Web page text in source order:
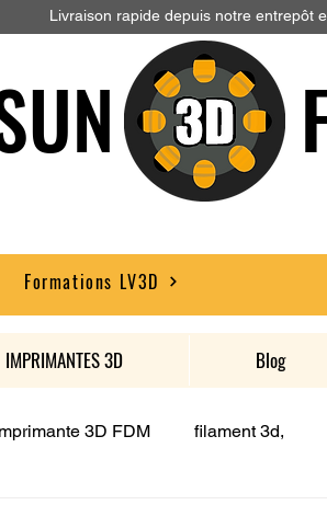
Livraison rapide depuis notre entrepôt
Formations LV3D
IMPRIMANTES 3D Blog
3D FDM filament 3d,